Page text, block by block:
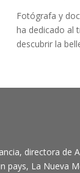
Fotógrafa y
ha dedicado al
descubrir la
directora
pays, La Nueva